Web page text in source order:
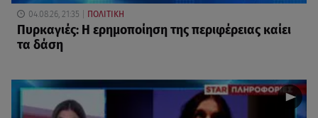
04.08.26, 21:35 ΠΟΛΙΤΙΚΗ
Πυρκαγιές: Η ερημοποίηση της περιφέρειας καίει
τα δάση